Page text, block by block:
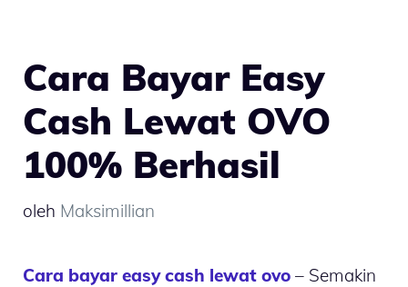
Cara Bayar Easy
Cash Lewat OVO
100% Berhasil
oleh Maksimillian
Cara bayar easy cash lewat ovo – Semakin